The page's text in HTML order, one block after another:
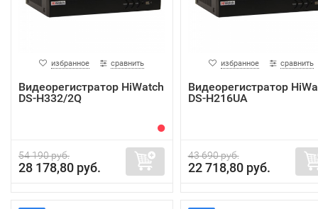
избранное сравнить
Видеорегистратор HiWatch
DS-H332/2Q
54 190 руб.
28 178,80 руб.
избранное сравнить
Видеорегистратор
DS-H216UA
43 690 руб.
22 718,80 руб.